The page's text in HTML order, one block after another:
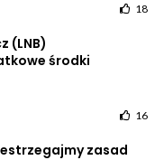
18
(LNB)
środki
16
zasad